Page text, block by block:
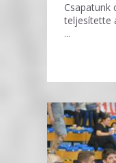
Csapatunk
teljesítette
...